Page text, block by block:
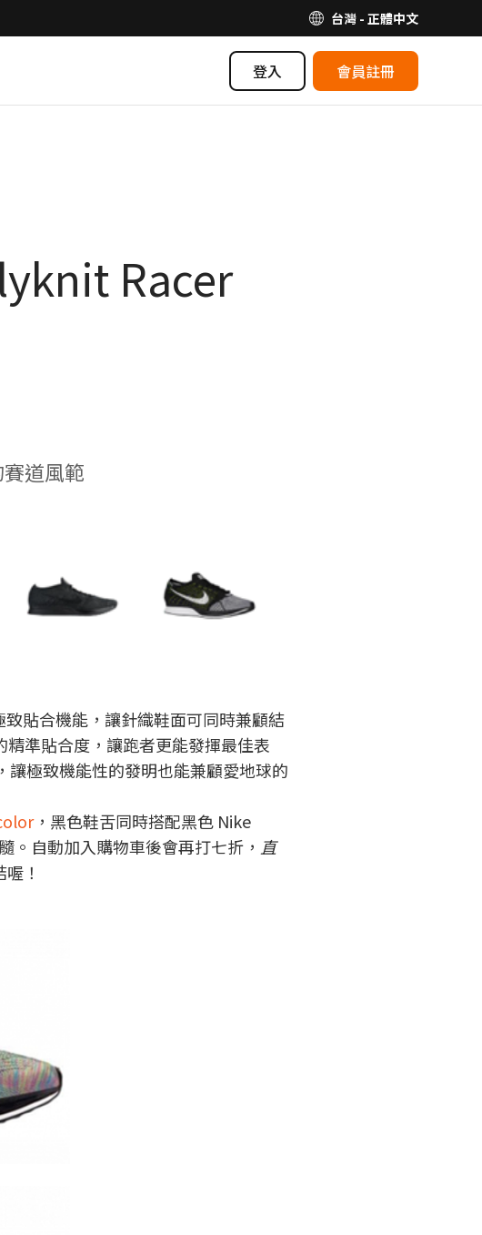
台灣 - 正體中文
登入 會員註冊
Racer
道風範
貼合機能，讓針織鞋面可同時兼顧結
準貼合度，讓跑者更能發揮最佳表
極致機能性的發明也能兼顧愛地球的
，黑色鞋舌同時搭配黑色 Nike
自動加入購物車後會再打七折， 直
！